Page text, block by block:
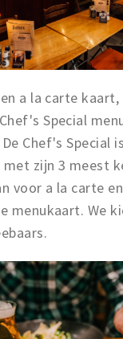
a la carte
Special
Chef's Special
met zijn 3 meest
voor a la carte
menukaart. We